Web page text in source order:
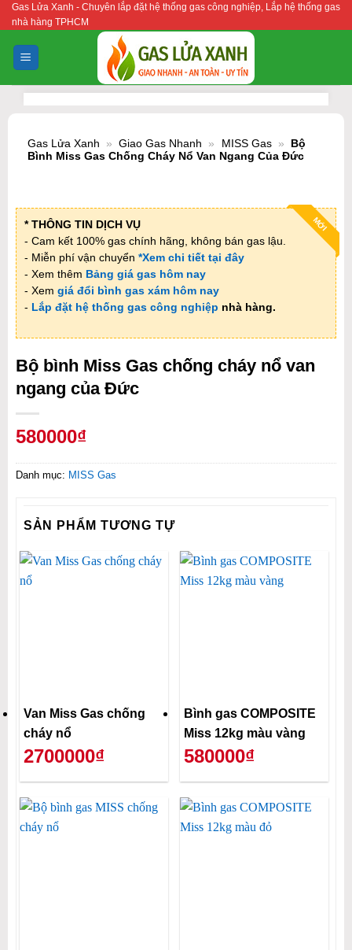
Bỏ
qua
nội
dung
Gas Lửa Xanh - Chuyên lắp đặt hệ thống gas công nghiệp, Lắp hệ thống gas
nhà hàng TPHCM
Gas Lửa Xanh » Giao Gas Nhanh » MISS Gas »
Bộ
Bình Miss Gas Chống Cháy Nổ Van Ngang Của Đức
MỚI
* THÔNG TIN DỊCH VỤ
- Cam kết 100% gas chính hãng, không bán gas lậu.
- Miễn phí vận chuyển *Xem chi tiết tại đây
- Xem thêm Bảng giá gas hôm nay
- Xem giá đổi bình gas xám hôm nay
- Lắp đặt hệ thống gas công nghiệp nhà hàng.
Bộ bình Miss Gas chống cháy nổ van
ngang của Đức
580000₫
Danh mục: MISS Gas
SẢN PHẨM TƯƠNG TỰ
Van Miss Gas chống
cháy nổ
2700000₫
Bình gas COMPOSITE
Miss 12kg màu vàng
580000₫